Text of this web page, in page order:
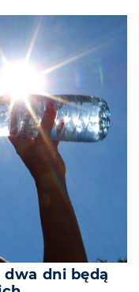
dwa dni będą